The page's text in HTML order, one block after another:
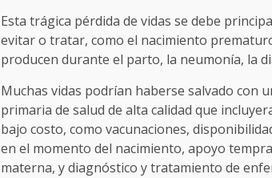
Esta trágica pérdida de vidas se debe
evitar o tratar, como el nacimiento
producen durante el parto, la neumonía, la
Muchas vidas podrían haberse salvado con
primaria de salud de alta calidad que
bajo costo, como vacunaciones,
en el momento del nacimiento, apoyo
materna, y diagnóstico y tratamiento de